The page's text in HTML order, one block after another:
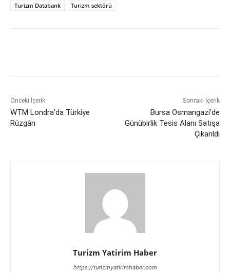
Turizm Databank Turizm sektörü
Önceki İçerik
WTM Londra’da Türkiye
Rüzgârı
Sonraki İçerik
Bursa Osmangazi’de
Günübirlik Tesis Alanı Satışa
Çıkarıldı
Turizm Yatirim Haber
https://turizmyatirimhaber.com